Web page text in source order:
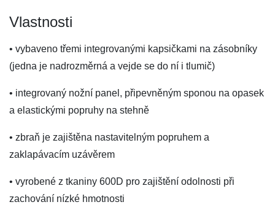
Vlastnosti
• vybaveno třemi integrovanými kapsičkami na zásobníky
(jedna je nadrozměrná a vejde se do ní i tlumič)
• integrovaný nožní panel, připevněným sponou na opasek
a elastickými popruhy na stehně
• zbraň je zajištěna nastavitelným popruhem a
zaklapávacím uzávěrem
• vyrobené z tkaniny 600D pro zajištění odolnosti při
zachování nízké hmotnosti